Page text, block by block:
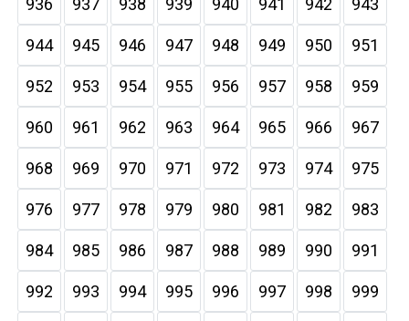
936 937 938 939 940 941 942 943
944 945 946 947 948 949 950 951
952 953 954 955 956 957 958 959
960 961 962 963 964 965 966 967
968 969 970 971 972 973 974 975
976 977 978 979 980 981 982 983
984 985 986 987 988 989 990 991
992 993 994 995 996 997 998 999